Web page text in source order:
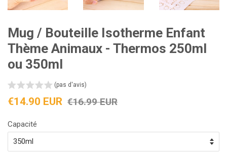
Mug / Bouteille Isotherme Enfant
Thème Animaux - Thermos 250ml
ou 350ml
(pas d'avis)
Prix
€14.90 EUR Prix
€16.99 EUR
Capacité